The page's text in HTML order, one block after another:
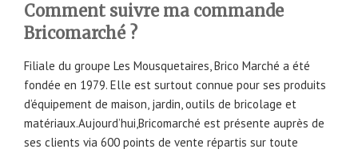
Comment suivre ma commande
Bricomarché ?
Filiale du groupe Les Mousquetaires, Brico Marché a été
fondée en 1979. Elle est surtout connue pour ses produits
d’équipement de maison, jardin, outils de bricolage et
matériaux.Aujourd’hui,Bricomarché est présente auprès de
ses clients via 600 points de vente répartis sur toute